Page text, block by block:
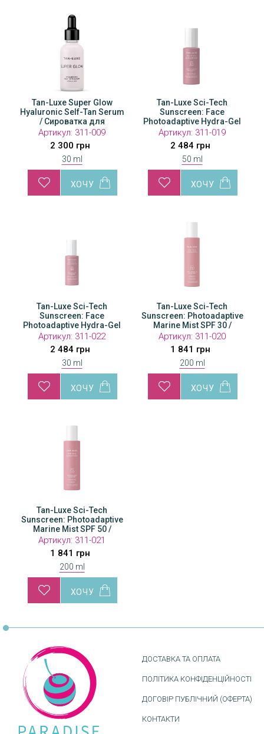
Tan-Luxe Super Glow
Hyaluronic Self-Tan Serum
/ Сироватка для
автозасмаги з
гіалуроновою кислотою
Артикул: 311-009
2 300 грн
30 ml
Tan-Luxe Sci-Tech
Sunscreen: Face
Photoadaptive Hydra-Gel
SPF 30 / Сонцезахисний
гідрогель для обличчя
SPF 30
Артикул: 311-019
2 484 грн
50 ml
Tan-Luxe Sci-Tech
Sunscreen: Face
Photoadaptive Hydra-Gel
SPF 50 / Сонцезахисний
гідрогель для обличчя
SPF 50
Артикул: 311-022
2 484 грн
30 ml
Tan-Luxe Sci-Tech
Sunscreen: Photoadaptive
Marine Mist SPF 30 /
Фотоадаптивний
сонцезахисний міст SPF
30
Артикул: 311-020
1 841 грн
200 ml
Tan-Luxe Sci-Tech
Sunscreen: Photoadaptive
Marine Mist SPF 50 /
Фотоадаптивний
сонцезахисний міст SPF
50
Артикул: 311-021
1 841 грн
200 ml
ДОСТАВКА ТА ОПЛАТА
ПОЛІТИКА КОНФІДЕНЦІЙНОСТІ
ДОГОВІР ПУБЛІЧНИЙ (ОФЕРТА)
КОНТАКТИ